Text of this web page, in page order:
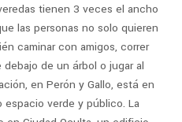
tienen 3 veces el ancho
las personas no solo quieren
caminar con amigos, correr
de un árbol o jugar al
en Perón y Gallo, está en
verde y público. La